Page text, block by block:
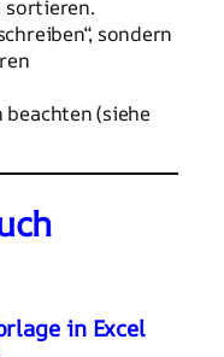
sortieren.
sondern
(siehe
in Excel